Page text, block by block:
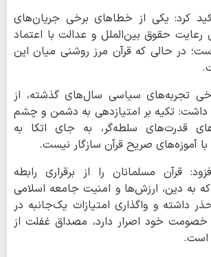
کرد: یکی از خطاهای برخی جریان‌های
حقوق بین‌الملل و عدالت با اعتماد
در حالی که قرآن مرز روشنی میان این
تجربه‌های سیاسی سال‌های گذشته، از
داشت: تکیه بر امتیازدهی به دشمن و چشم
قدرت‌های سلطه‌گر، به جای اتکا به
آموزه‌های صریح قرآن سازگار نیست.
قرآن مسلمانان را از برقراری رابطه
به دین، ارزش‌ها و امنیت جامعه اسلامی
داشته و واگذاری امتیازات یک‌جانبه در
خصومت خود اصرار دارد، مصداق غفلت از
است.